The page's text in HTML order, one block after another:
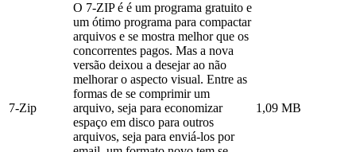
7-Zip
O 7-ZIP é é um programa gratuito e
um ótimo programa para compactar
arquivos e se mostra melhor que os
concorrentes pagos. Mas a nova
versão deixou a desejar ao não
melhorar o aspecto visual. Entre as
formas de se comprimir um
arquivo, seja para economizar
espaço em disco para outros
arquivos, seja para enviá-los por
1,09 MB